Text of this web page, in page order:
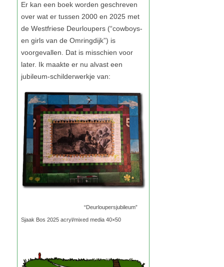
“Deurloupersjubileum”
Sjaak Bos 2025 acryl/mixed media 40×50